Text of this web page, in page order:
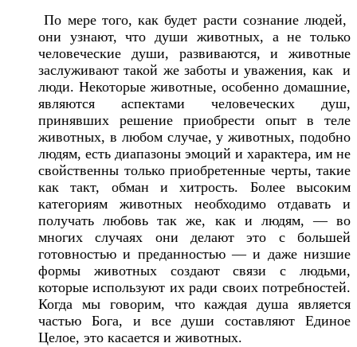
По мере того, как будет расти сознание людей,
они узнают, что души животных, а не только
человеческие души, развиваются, и животные
заслуживают такой же заботы и уважения, как и
люди. Некоторые животные, особенно домашние,
являются аспектами человеческих душ,
принявших решение приобрести опыт в теле
животных, в любом случае, у животных, подобно
людям, есть диапазоны эмоций и характера, им не
свойственны только приобретенные черты, такие
как такт, обман и хитрость. Более высоким
категориям животных необходимо отдавать и
получать любовь так же, как и людям, — во
многих случаях они делают это с большей
готовностью и преданностью — и даже низшие
формы животных создают связи с людьми,
которые используют их ради своих потребностей.
Когда мы говорим, что каждая душа является
частью Бога, и все души составляют Единое
Целое, это касается и животных.